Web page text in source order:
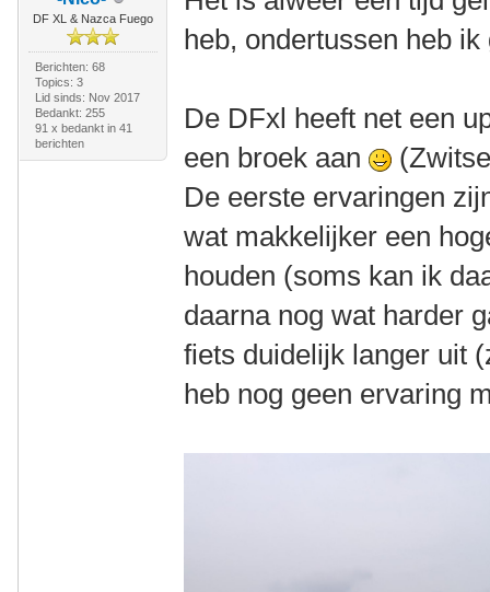
DF XL & Nazca Fuego
Berichten: 68
Topics: 3
Lid sinds: Nov 2017
Bedankt: 255
91 x bedankt in 41
berichten
heb, ondertussen heb
De DFxl heeft net een
een broek aan
De eerste ervaringen
wat makkelijker een
houden (soms kan ik
daarna nog wat harder
fiets duidelijk langer uit
heb nog geen ervaring